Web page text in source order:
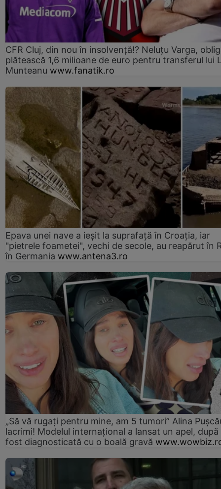
CFR Cluj, din nou în insolvență!? Neluțu Varga,
plătească 1,6 milioane de euro pentru transferul lui
Munteanu www.fanatik.ro
Epava unei nave a ieșit la suprafață în Croația, iar
"pietrele foametei", vechi de secole, au reapărut în
în Germania www.antena3.ro
„Să vă rugați pentru mine, am 5 tumori” Alina
lacrimi! Modelul internațional a lansat un apel, după
fost diagnosticată cu o boală gravă